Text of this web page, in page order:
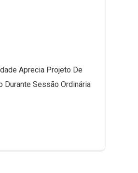
Aprecia Projeto De
Durante Sessão Ordinária